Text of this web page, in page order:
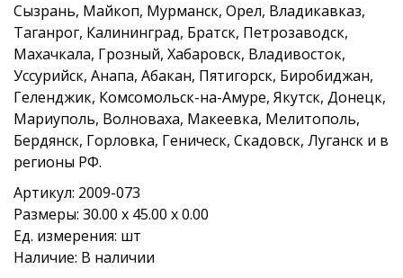
Сызрань, Майкоп, Мурманск, Орел, Владикавказ,
Таганрог, Калининград, Братск, Петрозаводск,
Махачкала, Грозный, Хабаровск, Владивосток,
Уссурийск, Анапа, Абакан, Пятигорск, Биробиджан,
Геленджик, Комсомольск-на-Амуре, Якутск, Донецк,
Мариуполь, Волноваха, Макеевка, Мелитополь,
Бердянск, Горловка, Геническ, Скадовск, Луганск и в
регионы РФ.
Артикул: 2009-073
Размеры: 30.00 х 45.00 х 0.00
Ед. измерения: шт
Наличие: В наличии